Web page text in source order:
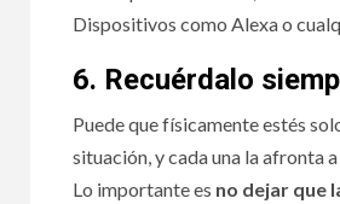
Dispositivos como Alexa o
6. Recuérdalo
Puede que físicamente estés
situación, y cada una la afronta a
Lo importante es no dejar que